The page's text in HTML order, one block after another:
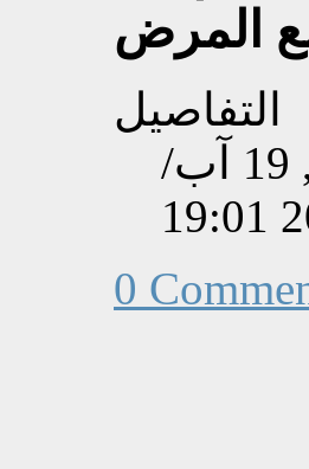
المرض
التفاصيل
تم إنشاءه بتاريخ الثلاثاء, 19 آب/
0